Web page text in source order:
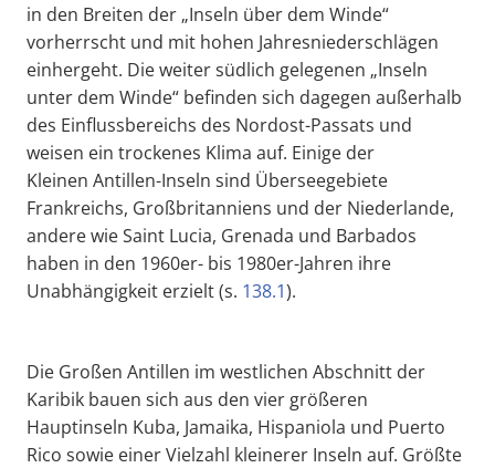
in den Breiten der „Inseln über dem Winde“
vorherrscht und mit hohen Jahresniederschlägen
einhergeht. Die weiter südlich gelegenen „Inseln
unter dem Winde“ befinden sich dagegen außerhalb
des Einflussbereichs des Nordost-Passats und
weisen ein trockenes Klima auf. Einige der
Kleinen Antillen-Inseln sind Überseegebiete
Frankreichs, Großbritanniens und der Niederlande,
andere wie Saint Lucia, Grenada und Barbados
haben in den 1960er- bis 1980er-Jahren ihre
Unabhängigkeit erzielt (s. 138.1).
Die Großen Antillen im westlichen Abschnitt der
Karibik bauen sich aus den vier größeren
Hauptinseln Kuba, Jamaika, Hispaniola und Puerto
Rico sowie einer Vielzahl kleinerer Inseln auf. Größte